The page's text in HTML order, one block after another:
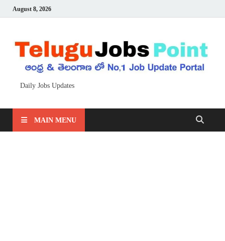
August 8, 2026
Daily Jobs Updates
MAIN MENU